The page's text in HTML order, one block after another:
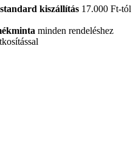
kiszállítás 17.000 Ft-tól
minden rendeléshez